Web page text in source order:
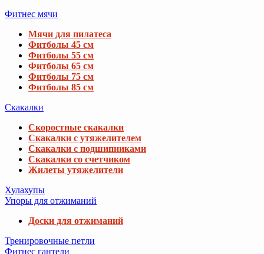
Фитнес мячи
Мячи для пилатеса
Фитболы 45 см
Фитболы 55 см
Фитболы 65 см
Фитболы 75 см
Фитболы 85 см
Скакалки
Скоростные скакалки
Скакалки с утяжелителем
Скакалки с подшипниками
Скакалки со счетчиком
Жилеты утяжелители
Хулахупы
Упоры для отжиманий
Доски для отжиманий
Тренировочные петли
Фитнес гантели